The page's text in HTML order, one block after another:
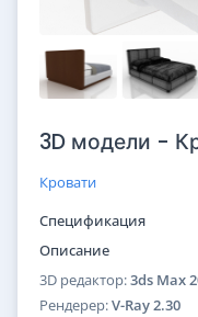
3D модели -
Кровати
Спецификация
Описание
3D редактор:3ds Max
Рендерер:V-Ray 2.30